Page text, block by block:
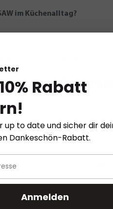
im Küchenalltag?
beim Ausgießer
SEESAW?
We
website uses cookies for
Rabatt
up to date und sicher dir
Dankeschön-Rabatt.
Anmelden